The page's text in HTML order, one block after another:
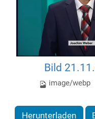
Bild
image/webp
Herunterladen